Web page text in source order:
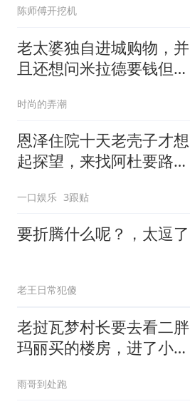
陈师傅开挖机
老太婆独自进城购物，并
且还想问米拉德要钱但被
时尚的弄潮
恩泽住院十天老壳子才想
起探望，来找阿杜要路费
一口娱乐 3跟贴
要折腾什么呢？，太逗了
老王日常犯傻
老挝瓦梦村长要去看二胖
玛丽买的楼房，进了小区
雨哥到处跑